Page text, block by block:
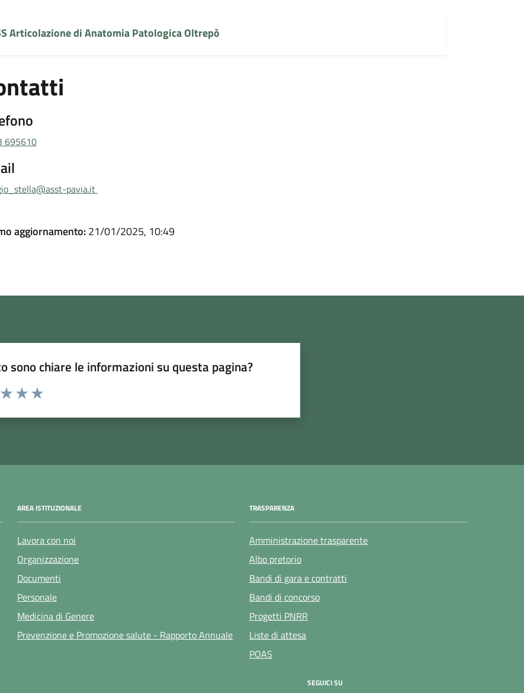
Articolazione di Anatomia Patologica Oltrepò
695610
pavia.it
aggiornamento:21/01/2025, 10:49
sono chiare le informazioni su questa pagina?
AREA ISTITUZIONALE
Lavora con noi
Organizzazione
Documenti
Personale
Medicina di Genere
Prevenzione e Promozione salute - Rapporto Annuale
TRASPARENZA
Amministrazione trasparente
Albo pretorio
Bandi di gara e contratti
Bandi di concorso
Progetti PNRR
Liste di attesa
POAS
SEGUICI SU